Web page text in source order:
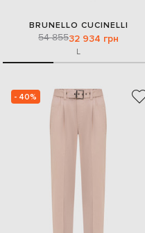
BRUNELLO CUCINELLI
54 85532 934 грн
L
- 40%